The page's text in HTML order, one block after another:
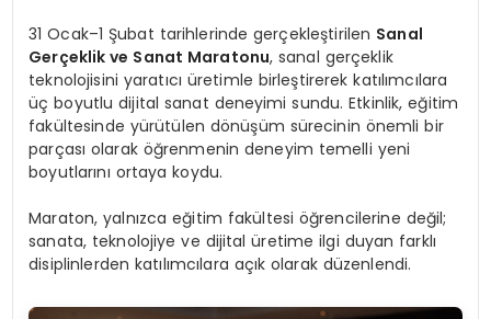
31 Ocak–1 Şubat tarihlerinde gerçekleştirilen Sanal
Gerçeklik ve Sanat Maratonu, sanal gerçeklik
teknolojisini yaratıcı üretimle birleştirerek katılımcılara
üç boyutlu dijital sanat deneyimi sundu. Etkinlik, eğitim
fakültesinde yürütülen dönüşüm sürecinin önemli bir
parçası olarak öğrenmenin deneyim temelli yeni
boyutlarını ortaya koydu.
Maraton, yalnızca eğitim fakültesi öğrencilerine değil;
sanata, teknolojiye ve dijital üretime ilgi duyan farklı
disiplinlerden katılımcılara açık olarak düzenlendi.